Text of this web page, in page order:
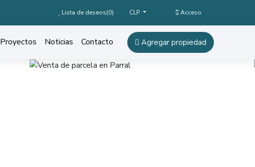
Lista de deseos(0) CLP Acceso
Proyectos Noticias Contacto Agregar propiedad